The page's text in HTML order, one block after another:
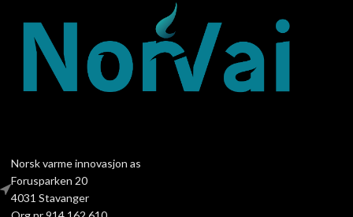
Norsk varme innovasjon as
Forusparken 20
4031 Stavanger